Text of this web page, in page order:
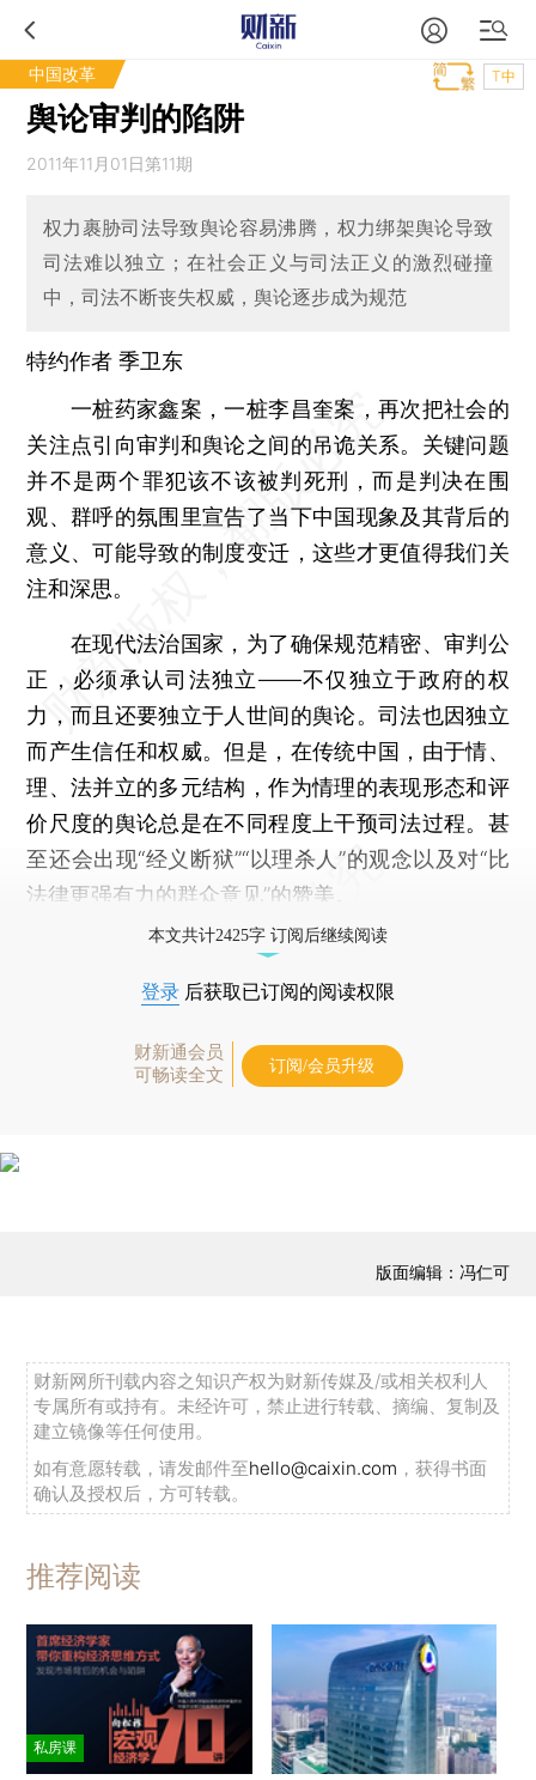
中国改革 T中
舆论审判的陷阱
2011年11月01日第11期
权力裹胁司法导致舆论容易沸腾，权力绑架舆论导致
司法难以独立；在社会正义与司法正义的激烈碰撞
中，司法不断丧失权威，舆论逐步成为规范
特约作者 季卫东
一桩药家鑫案，一桩李昌奎案，再次把社会的
关注点引向审判和舆论之间的吊诡关系。关键问题
并不是两个罪犯该不该被判死刑，而是判决在围
观、群呼的氛围里宣告了当下中国现象及其背后的
意义、可能导致的制度变迁，这些才更值得我们关
注和深思。
在现代法治国家，为了确保规范精密、审判公
正，必须承认司法独立——不仅独立于政府的权
力，而且还要独立于人世间的舆论。司法也因独立
而产生信任和权威。但是，在传统中国，由于情、
理、法并立的多元结构，作为情理的表现形态和评
价尺度的舆论总是在不同程度上干预司法过程。甚
至还会出现“经义断狱”“以理杀人”的观念以及对“比
法律更强有力的群众意见”的赞美。
本文共计2425字 订阅后继续阅读
登录 后获取已订阅的阅读权限
财新通会员
可畅读全文
订阅/会员升级
版面编辑：冯仁可
财新网所刊载内容之知识产权为财新传媒及/或相关权利人
专属所有或持有。未经许可，禁止进行转载、摘编、复制及
建立镜像等任何使用。
如有意愿转载，请发邮件至hello@caixin.com ，获得书面
确认及授权后，方可转载。
推荐阅读
私房课